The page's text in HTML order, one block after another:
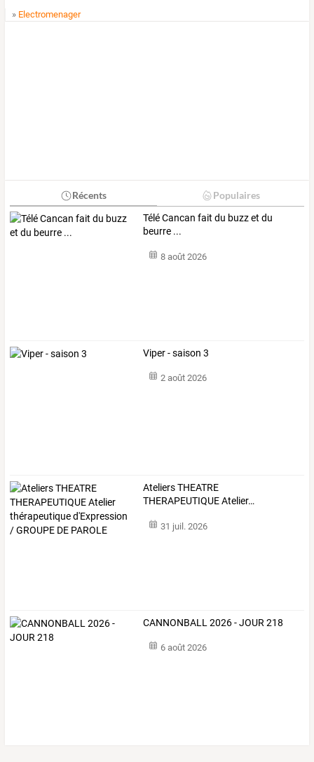
» Electromenager
Récents Populaires
Télé Cancan fait du buzz et du
beurre ...
8 août 2026
Viper - saison 3
2 août 2026
AteliersTHEATRE
THERAPEUTIQUEAtelier…
31 juil. 2026
CANNONBALL 2026 - JOUR 218
6 août 2026